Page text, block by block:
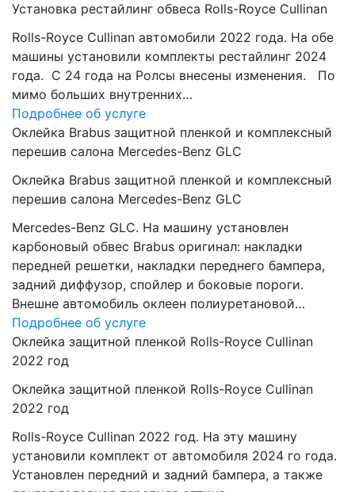
Установка рестайлинг обвеса Rolls-Royce Cullinan
Rolls-Royce Cullinan автомобили 2022 года. На обе
машины установили комплекты рестайлинг 2024
года. C 24 года на Ролсы внесены изменения. По
мимо больших внутренних…
Подробнее об услуге
Оклейка Brabus защитной пленкой и комплексный
перешив салона Mercedes-Benz GLC
Оклейка Brabus защитной пленкой и комплексный
перешив салона Mercedes-Benz GLC
Mercedes-Benz GLC. На машину установлен
карбоновый обвес Brabus оригинал: накладки
передней решетки, накладки переднего бампера,
задний диффузор, спойлер и боковые пороги.
Внешне автомобиль оклеен полиуретановой…
Подробнее об услуге
Оклейка защитной пленкой Rolls-Royce Cullinan
2022 год
Оклейка защитной пленкой Rolls-Royce Cullinan
2022 год
Rolls-Royce Cullinan 2022 год. На эту машину
установили комплект от автомобиля 2024 го года.
Установлен передний и задний бампера, а также